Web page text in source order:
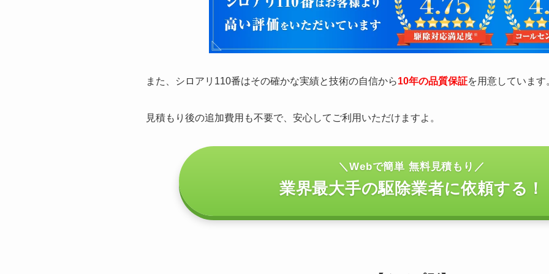
また、シロアリ110番はその確かな実績と技術の自信から10年の品質保証を用意しています
見積もり後の追加費用も不要で、安心してご利用いただけますよ。
＼Webで簡単 無料見積もり／
業界最大手の駆除業者に依頼する！